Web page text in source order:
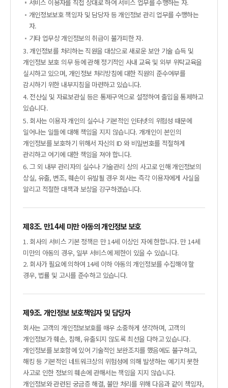
서비스 이용자를 직접 상대로 하여 서비스 업무를 수행하는 자.
개인정보보호 책임자 및 담당자 등 개인정보 관리 업무를 수행하는
자.
기타 업무상 개인정보의 취급이 불가피한 자.
3. 개인정보를 처리하는 직원을 대상으로 새로운 보안 기술 습득 및
개인정보 보호 의무 등에 관해 정기적인 사내 교육 및 외부 위탁교육을
실시하고 있으며, 개인정보 처리방침에 대한 직원의 준수여부를
감시하기 위한 내부지침을 마련하고 있습니다.
4. 전산실 및 자료보관실 등은 통제구역으로 설정하여 출입을 통제하고
있습니다.
5. 회사는 이용자 개인의 실수나 기본적인 인터넷의 위험성 때문에
일어나는 일들에 대해 책임을 지지 않습니다. 개개인이 본인의
개인정보를 보호하기 위해서 자신의 ID 와 비밀번호를 적절하게
관리하고 여기에 대한 책임을 져야 합니다.
6. 그 외 내부 관리자의 실수나 기술관리 상의 사고로 인해 개인정보의
상실, 유출, 변조, 훼손이 유발될 경우 회사는 즉각 이용자에게 사실을
알리고 적절한 대책과 보상을 강구하겠습니다.
제8조. 만14세 미만 아동의 개인정보 보호
1. 회사의 서비스 기본 정책은 만 14세 이상인 자에 한합니다. 만 14세
미만의 아동의 경우, 일부 서비스에 제한이 있을 수 있습니다.
2. 회사가 필요에 의하여 14세 이하 아동의 개인정보를 수집해야 할
경우, 법률 및 고시를 준수하고 있습니다.
제9조. 개인정보 보호책임자 및 담당자
회사는 고객의 개인정보보호를 매우 소중하게 생각하며, 고객의
개인정보가 훼손, 침해, 유출되지 않도록 최선을 다하고 있습니다.
개인정보를 보호함에 있어 기술적인 보완조치를 했음에도 불구하고,
해킹 등 기본적인 네트워크상의 위험성에 의해 발생하는 예기치 못한
사고로 인한 정보의 훼손에 관해서는 책임을 지지 않습니다.
개인정보와 관련된 궁금증 해결, 불만 처리를 위해 다음과 같이 책임자,